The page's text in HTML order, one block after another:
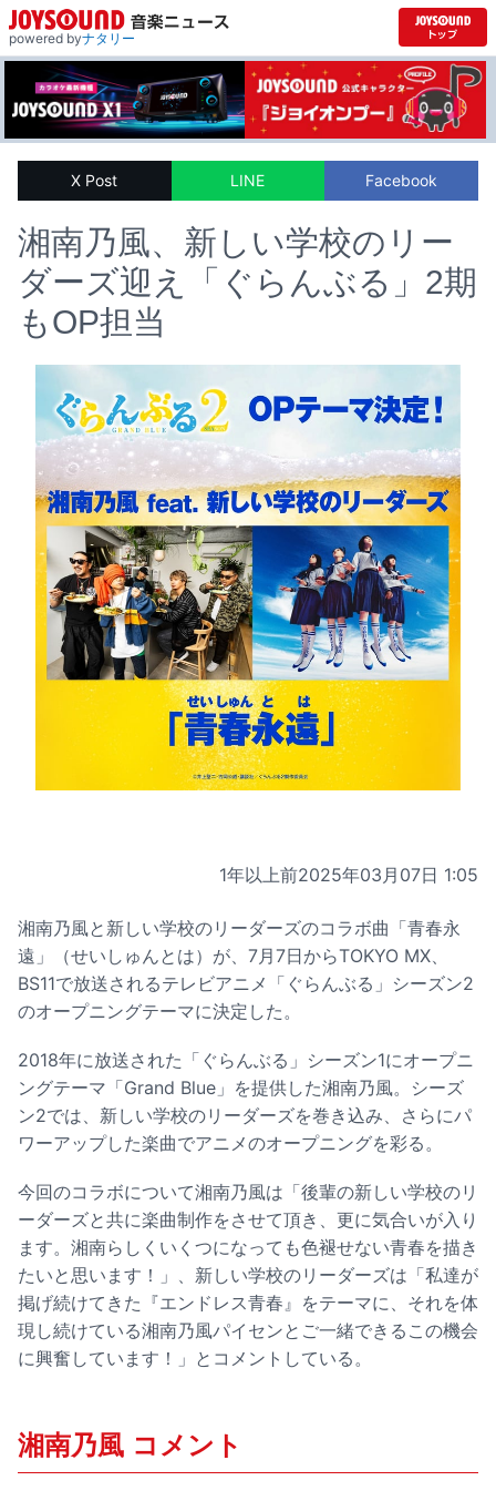
powered byナタリー
X Post LINE Facebook
湘南乃風、新しい学校のリー
ダーズ迎え「ぐらんぶる」2期
もOP担当
1年以上前2025年03月07日 1:05
湘南乃風と新しい学校のリーダーズのコラボ曲「青春永
遠」（せいしゅんとは）が、7月7日からTOKYO MX、
BS11で放送されるテレビアニメ「ぐらんぶる」シーズン2
のオープニングテーマに決定した。
2018年に放送された「ぐらんぶる」シーズン1にオープニ
ングテーマ「Grand Blue」を提供した湘南乃風。シーズ
ン2では、新しい学校のリーダーズを巻き込み、さらにパ
ワーアップした楽曲でアニメのオープニングを彩る。
今回のコラボについて湘南乃風は「後輩の新しい学校のリ
ーダーズと共に楽曲制作をさせて頂き、更に気合いが入り
ます。湘南らしくいくつになっても色褪せない青春を描き
たいと思います！」、新しい学校のリーダーズは「私達が
掲げ続けてきた『エンドレス青春』をテーマに、それを体
現し続けている湘南乃風パイセンとご一緒できるこの機会
に興奮しています！」とコメントしている。
湘南乃風 コメント